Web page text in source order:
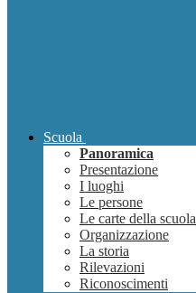
Scuola
Panoramica
Presentazione
I luoghi
Le persone
Le carte della scuola
Organizzazione
La storia
Rilevazioni
Riconoscimenti